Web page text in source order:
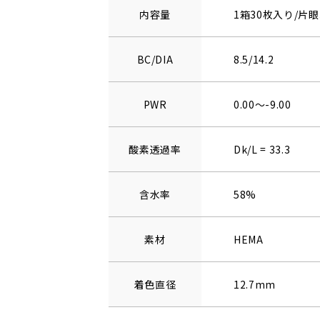
内容量 1箱30枚入り/片
BC/DIA 8.5/14.2
PWR 0.00～-9.00
酸素透過率 Dk/L = 33.3
含水率 58%
素材 HEMA
着色直径 12.7mm